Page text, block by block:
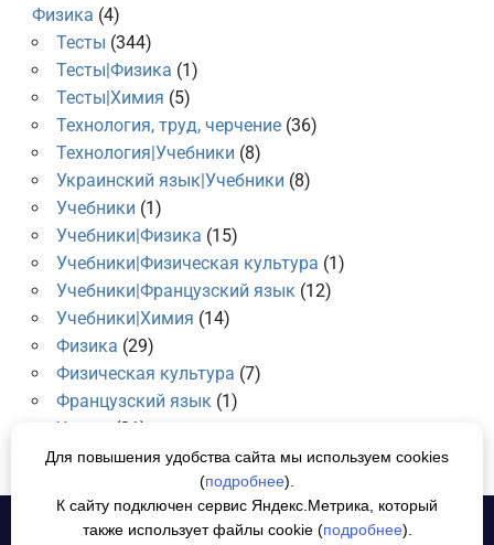
Физика (4)
Тесты (344)
Тесты|Физика (1)
Тесты|Химия (5)
Технология, труд, черчение(36)
Технология|Учебники (8)
Украинский язык|Учебники (8)
Учебники (1)
Учебники|Физика (15)
Учебники|Физическая культура (1)
Учебники|Французский язык(12)
Учебники|Химия (14)
Физика (29)
Физическая культура (7)
Французский язык(1)
Химия
(21)
Политика конфиденциальностиСОГЛАСИЕ НА ОБРАБОТКУ
Для повышения удобства сайта мы используем cookies
(подробнее).
К сайту подключен сервис Яндекс.Метрика, который
также использует файлы cookie (подробнее).